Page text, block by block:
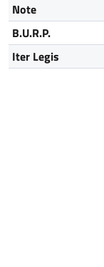
Note
B.U.R.P.
Iter Legis